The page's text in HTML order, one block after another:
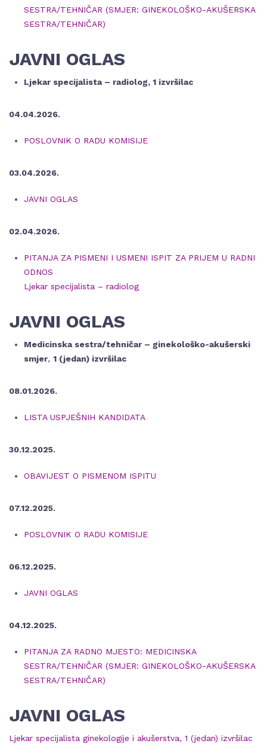
SESTRA/TEHNIČAR (SMJER: GINEKOLOŠKO-AKUŠERSKA
SESTRA/TEHNIČAR)
JAVNI OGLAS
Ljekar specijalista – radiolog, 1 izvršilac
04.04.2026.
POSLOVNIK O RADU KOMISIJE
03.04.2026.
JAVNI OGLAS
02.04.2026.
PITANJA ZA PISMENI I USMENI ISPIT ZA PRIJEM U RADNI
ODNOS
Ljekar specijalista – radiolog
JAVNI OGLAS
Medicinska sestra/tehničar – ginekološko-akušerski
smjer, 1 (jedan) izvršilac
08.01.2026.
LISTA USPJEŠNIH KANDIDATA
30.12.2025.
OBAVIJEST O PISMENOM ISPITU
07.12.2025.
POSLOVNIK O RADU KOMISIJE
06.12.2025.
JAVNI OGLAS
04.12.2025.
PITANJA ZA RADNO MJESTO: MEDICINSKA
SESTRA/TEHNIČAR (SMJER: GINEKOLOŠKO-AKUŠERSKA
SESTRA/TEHNIČAR)
JAVNI OGLAS
Ljekar specijalista ginekologije i akušerstva, 1 (jedan) izvršilac